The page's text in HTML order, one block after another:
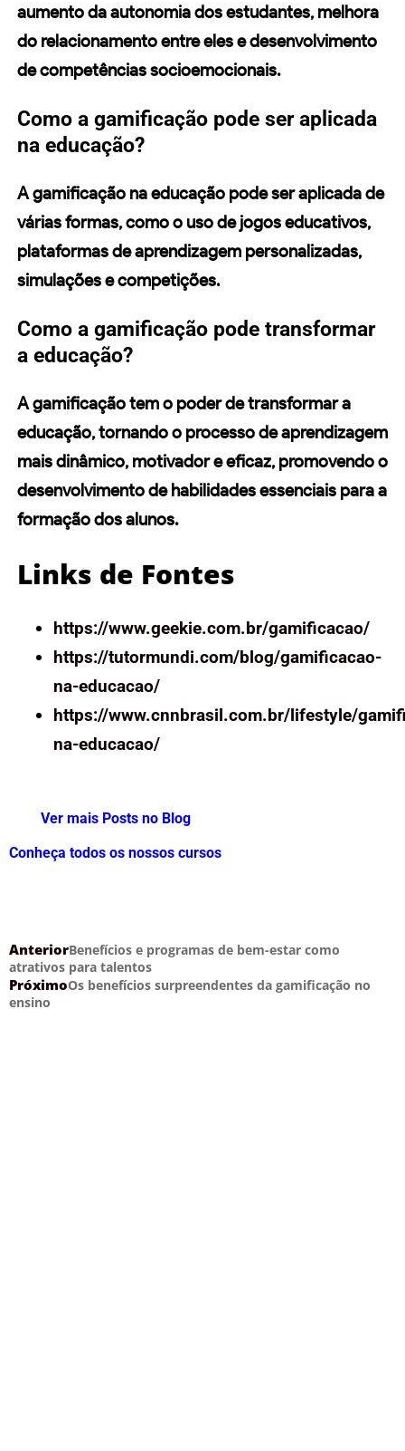
aumento da autonomia dos estudantes, melhora
do relacionamento entre eles e desenvolvimento
de competências socioemocionais.
Como a gamificação pode ser aplicada
na educação?
A gamificação na educação pode ser aplicada de
várias formas, como o uso de jogos educativos,
plataformas de aprendizagem personalizadas,
simulações e competições.
Como a gamificação pode transformar
a educação?
A gamificação tem o poder de transformar a
educação, tornando o processo de aprendizagem
mais dinâmico, motivador e eficaz, promovendo o
desenvolvimento de habilidades essenciais para a
formação dos alunos.
Links de Fontes
https://www.geekie.com.br/gamificacao/
https://tutormundi.com/blog/gamificacao-
na-educacao/
https://www.cnnbrasil.com.br/lifestyle/
na-educacao/
Ver mais Posts no Blog
Conheça todos os nossos cursos
AnteriorBenefícios e programas de bem-estar como
atrativos para talentos
PróximoOs benefícios surpreendentes da gamificação no
ensino